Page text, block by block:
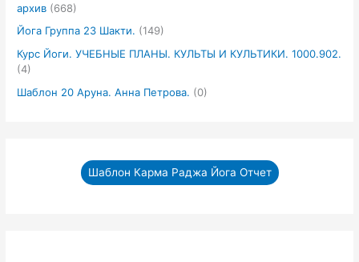
архив (668)
Йога Группа 23 Шакти. (149)
Курс Йоги. УЧЕБНЫЕ ПЛАНЫ. КУЛЬТЫ И КУЛЬТИКИ. 1000.902.
(4)
Шаблон 20 Аруна. Анна Петрова. (0)
Шаблон Карма Раджа Йога Отчет